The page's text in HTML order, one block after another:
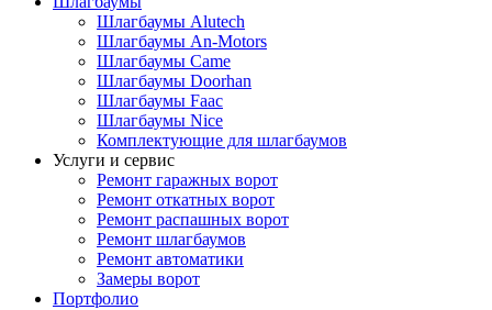
Шлагбаумы Alutech
Шлагбаумы An-Motors
Шлагбаумы Came
Шлагбаумы Doorhan
Шлагбаумы Faac
Шлагбаумы Nice
Комплектующие для шлагбаумов
Услуги и сервис
Ремонт гаражных ворот
Ремонт откатных ворот
Ремонт распашных ворот
Ремонт шлагбаумов
Ремонт автоматики
Замеры ворот
Портфолио